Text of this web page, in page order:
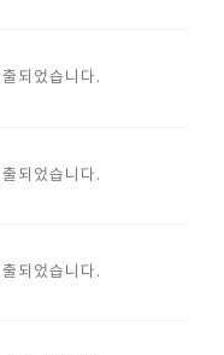
되었습니다.
되었습니다.
되었습니다.